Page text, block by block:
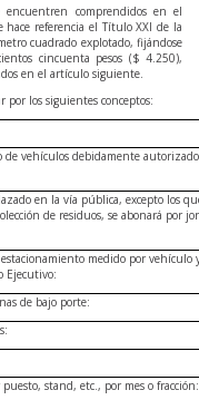
comprendidos en el
hace referencia el Título XXI de la
cuadrado explotado, fijándose
cincuenta pesos ($ 4.250),
en el artículo siguiente.
por los siguientes conceptos:
de vehículos debidamente
en la vía pública, excepto los
de residuos, se abonará por
medido por vehículo
Ejecutivo:
de bajo porte:
stand, etc., por mes o fracción: